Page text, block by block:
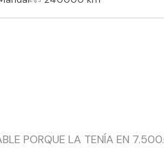
PORQUE LA TENÍA EN